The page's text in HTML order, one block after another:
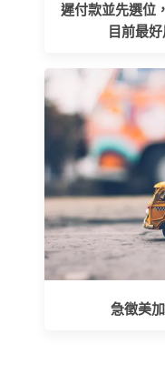
遲付款並先選位
目前最
急徵美